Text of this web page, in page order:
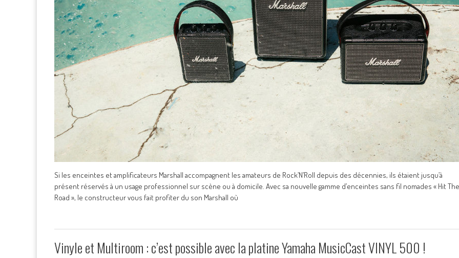
Si les enceintes et amplificateurs Marshall accompagnent les amateurs de Rock’N’Roll depuis des décennies, ils étaient jusqu’à
présent réservés à un usage professionnel sur scène ou à domicile. Avec sa nouvelle gamme d’enceintes sans fil nomades « Hit The
Road », le constructeur vous fait profiter du son Marshall où
Vinyle et Multiroom : c’est possible avec la platine Yamaha MusicCast VINYL 500 !